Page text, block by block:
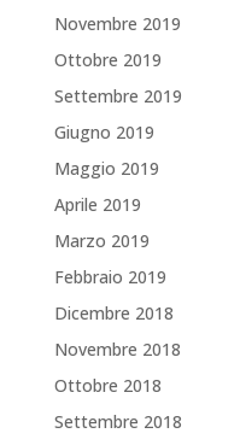
Novembre 2019
Ottobre 2019
Settembre 2019
Giugno 2019
Maggio 2019
Aprile 2019
Marzo 2019
Febbraio 2019
Dicembre 2018
Novembre 2018
Ottobre 2018
Settembre 2018